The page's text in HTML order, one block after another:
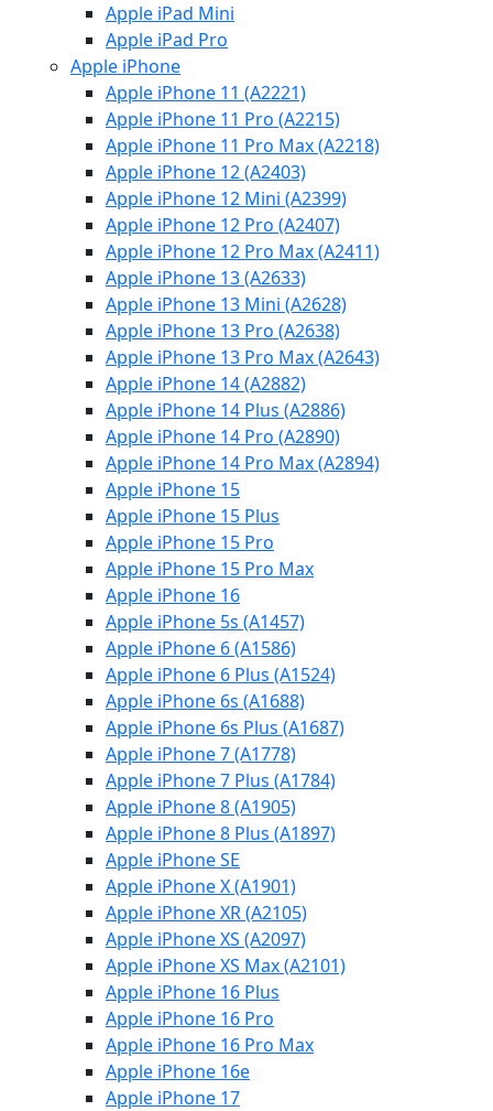
Apple iPad Mini
Apple iPad Pro
Apple iPhone
Apple iPhone 11 (A2221)
Apple iPhone 11 Pro (A2215)
Apple iPhone 11 Pro Max (A2218)
Apple iPhone 12 (A2403)
Apple iPhone 12 Mini (A2399)
Apple iPhone 12 Pro (A2407)
Apple iPhone 12 Pro Max (A2411)
Apple iPhone 13 (A2633)
Apple iPhone 13 Mini (A2628)
Apple iPhone 13 Pro (A2638)
Apple iPhone 13 Pro Max (A2643)
Apple iPhone 14 (A2882)
Apple iPhone 14 Plus (A2886)
Apple iPhone 14 Pro (A2890)
Apple iPhone 14 Pro Max (A2894)
Apple iPhone 15
Apple iPhone 15 Plus
Apple iPhone 15 Pro
Apple iPhone 15 Pro Max
Apple iPhone 16
Apple iPhone 5s (A1457)
Apple iPhone 6 (A1586)
Apple iPhone 6 Plus (A1524)
Apple iPhone 6s (A1688)
Apple iPhone 6s Plus (A1687)
Apple iPhone 7 (A1778)
Apple iPhone 7 Plus (A1784)
Apple iPhone 8 (A1905)
Apple iPhone 8 Plus (A1897)
Apple iPhone SE
Apple iPhone X (A1901)
Apple iPhone XR (A2105)
Apple iPhone XS (A2097)
Apple iPhone XS Max (A2101)
Apple iPhone 16 Plus
Apple iPhone 16 Pro
Apple iPhone 16 Pro Max
Apple iPhone 16e
Apple iPhone 17